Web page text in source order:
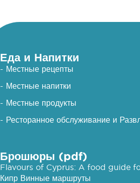
Еда и Напитки
- Местные рецепты
- Местные напитки
- Местные продукты
- Ресторанное обслуживание и
Брошюры (pdf)
Flavours of Cyprus: A food guide
Кипр Винные маршруты